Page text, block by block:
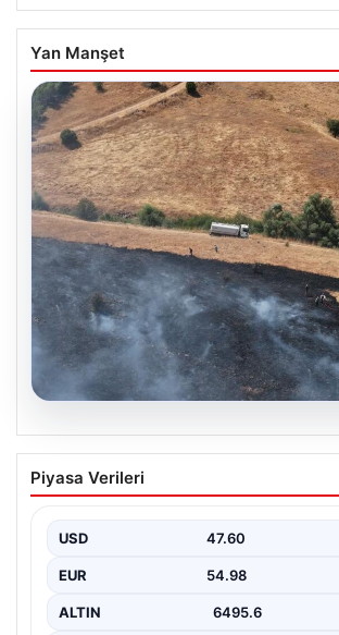
Yan Manşet
Tunceli’de otluk alandan
sıçrayan yangın söndürüldü
Piyasa Verileri
USD 47.60
EUR 54.98
ALTIN 6495.6